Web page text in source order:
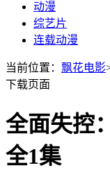
动漫
综艺片
连载动漫
当前位置： 飘花电影
下载页面
全面失控
全1集